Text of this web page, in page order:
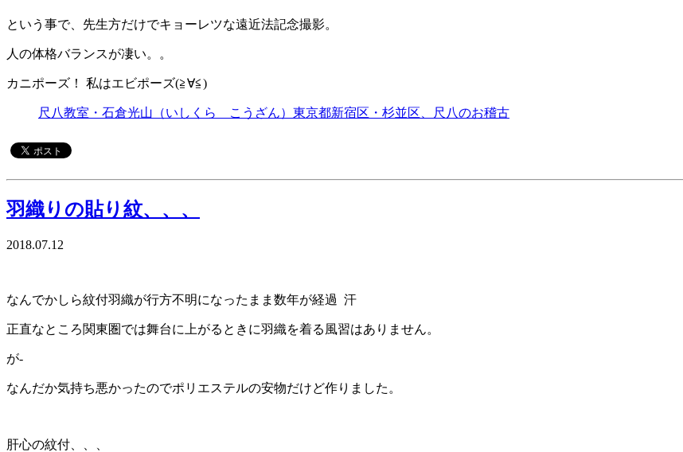
という事で、先生方だけでキョーレツな遠近法記念撮影。
人の体格バランスが凄い。。
カニポーズ！ 私はエビポーズ(≧∀≦)
尺八教室・石倉光山（いしくら こうざん）東京都新宿区・杉並区、尺八のお稽古
羽織りの貼り紋、、、
2018.07.12
なんでかしら紋付羽織が行方不明になったまま数年が経過 汗
正直なところ関東圏では舞台に上がるときに羽織を着る風習はありません。
が-
なんだか気持ち悪かったのでポリエステルの安物だけど作りました。
肝心の紋付、、、